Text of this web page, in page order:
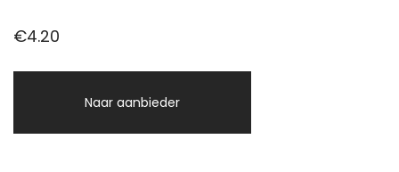
€4.20
Naar aanbieder